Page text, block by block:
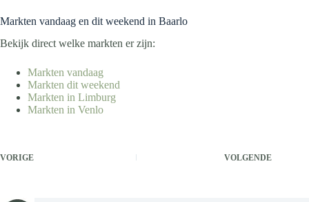
Markten vandaag en dit weekend in Baarlo
Bekijk direct welke markten er zijn:
Markten vandaag
Markten dit weekend
Markten in Limburg
Markten in Venlo
VORIGE VOLGENDE